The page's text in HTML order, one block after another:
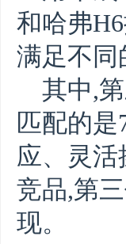
和哈弗
满足不同
其中,
匹配的
应、灵
竞品,第
现。